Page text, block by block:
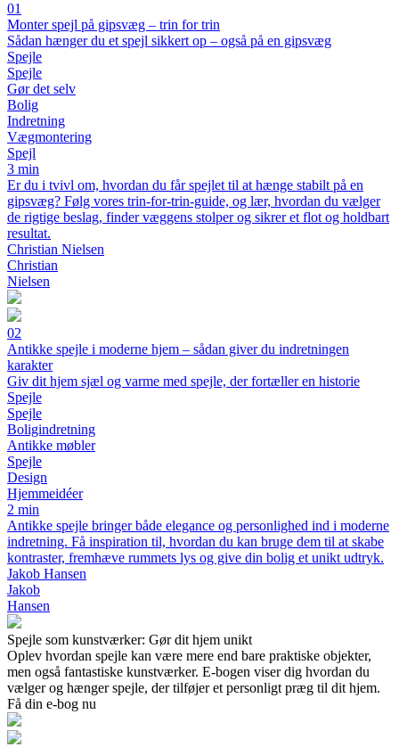
01
Monter spejl på gipsvæg – trin for trin
Sådan hænger du et spejl sikkert op – også på en gipsvæg
Spejle
Spejle
Gør det selv
Bolig
Indretning
Vægmontering
Spejl
3 min
Er du i tvivl om, hvordan du får spejlet til at hænge stabilt på en
gipsvæg? Følg vores trin-for-trin-guide, og lær, hvordan du vælger
de rigtige beslag, finder væggens stolper og sikrer et flot og holdbart
resultat.
Christian Nielsen
Christian
Nielsen
02
Antikke spejle i moderne hjem – sådan giver du indretningen
karakter
Giv dit hjem sjæl og varme med spejle, der fortæller en historie
Spejle
Spejle
Boligindretning
Antikke møbler
Spejle
Design
Hjemmeidéer
2 min
Antikke spejle bringer både elegance og personlighed ind i moderne
indretning. Få inspiration til, hvordan du kan bruge dem til at skabe
kontraster, fremhæve rummets lys og give din bolig et unikt udtryk.
Jakob Hansen
Jakob
Hansen
Spejle som kunstværker: Gør dit hjem unikt
Oplev hvordan spejle kan være mere end bare praktiske objekter,
men også fantastiske kunstværker. E-bogen viser dig hvordan du
vælger og hænger spejle, der tilføjer et personligt præg til dit hjem.
Få din e-bog nu